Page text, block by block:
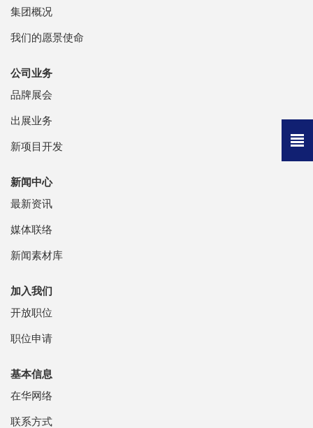
集团概况
我们的愿景使命
公司业务
品牌展会
出展业务
新项目开发
新闻中心
最新资讯
媒体联络
新闻素材库
加入我们
开放职位
职位申请
基本信息
在华网络
联系方式